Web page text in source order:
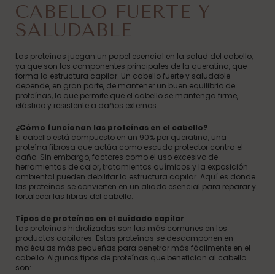
CABELLO FUERTE Y
SALUDABLE
Las proteínas juegan un papel esencial en la salud del cabello,
ya que son los componentes principales de la queratina, que
forma la estructura capilar. Un cabello fuerte y saludable
depende, en gran parte, de mantener un buen equilibrio de
proteínas, lo que permite que el cabello se mantenga firme,
elástico y resistente a daños externos.
¿Cómo funcionan las proteínas en el cabello?
El cabello está compuesto en un 90% por queratina, una
proteína fibrosa que actúa como escudo protector contra el
daño. Sin embargo, factores como el uso excesivo de
herramientas de calor, tratamientos químicos y la exposición
ambiental pueden debilitar la estructura capilar. Aquí es donde
las proteínas se convierten en un aliado esencial para reparar y
fortalecer las fibras del cabello.
Tipos de proteínas en el cuidado capilar
Las proteínas hidrolizadas son las más comunes en los
productos capilares. Estas proteínas se descomponen en
moléculas más pequeñas para penetrar más fácilmente en el
cabello. Algunos tipos de proteínas que benefician al cabello
son: